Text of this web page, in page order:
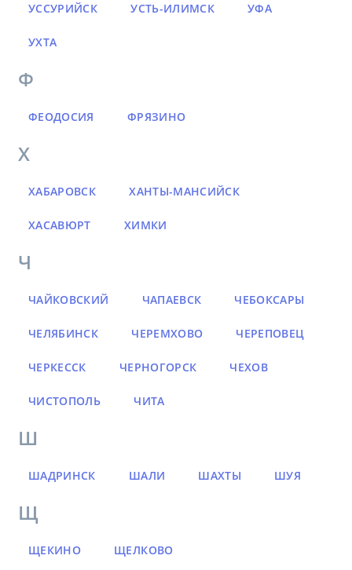
УССУРИЙСК УСТЬ-ИЛИМСК УФА
УХТА
Ф
ФЕОДОСИЯ ФРЯЗИНО
Х
ХАБАРОВСК ХАНТЫ-МАНСИЙСК
ХАСАВЮРТ ХИМКИ
Ч
ЧАЙКОВСКИЙ ЧАПАЕВСК ЧЕБОКСАРЫ
ЧЕЛЯБИНСК ЧЕРЕМХОВО ЧЕРЕПОВЕЦ
ЧЕРКЕССК ЧЕРНОГОРСК ЧЕХОВ
ЧИСТОПОЛЬ ЧИТА
Ш
ШАДРИНСК ШАЛИ ШАХТЫ ШУЯ
Щ
ЩЕКИНО ЩЕЛКОВО